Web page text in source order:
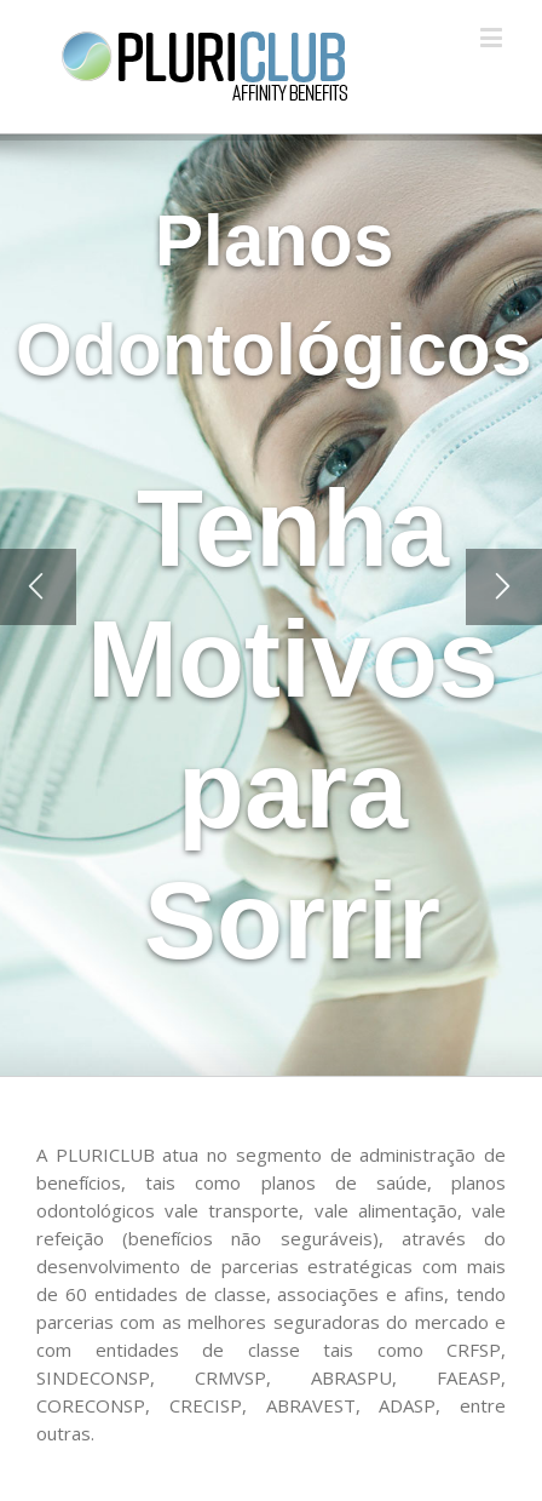
Planos
Odontológicos
Tenha
Motivos
para
Sorrir
A PLURICLUB atua no segmento de administração de
benefícios, tais como planos de saúde, planos
odontológicos vale transporte, vale alimentação, vale
refeição (benefícios não seguráveis), através do
desenvolvimento de parcerias estratégicas com mais
de 60 entidades de classe, associações e afins, tendo
parcerias com as melhores seguradoras do mercado e
com entidades de classe tais como CRFSP,
SINDECONSP, CRMVSP, ABRASPU, FAEASP,
CORECONSP, CRECISP, ABRAVEST, ADASP, entre
outras.